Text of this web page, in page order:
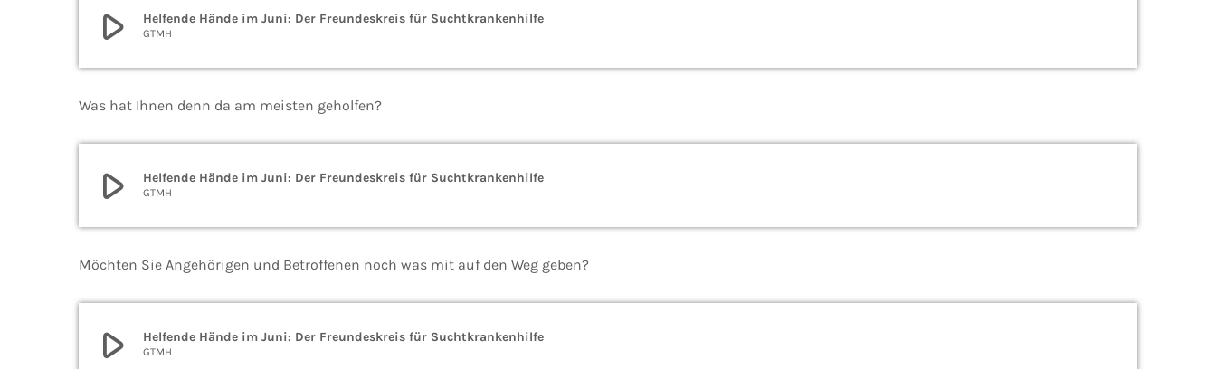
play_arrow Helfende Hände im Juni: Der Freundeskreis für Suchtkrankenhilfe
GTMH
Was hat Ihnen denn da am meisten geholfen?
play_arrow Helfende Hände im Juni: Der Freundeskreis für Suchtkrankenhilfe
GTMH
Möchten Sie Angehörigen und Betroffenen noch was mit auf den Weg geben?
play_arrow Helfende Hände im Juni: Der Freundeskreis für Suchtkrankenhilfe
GTMH